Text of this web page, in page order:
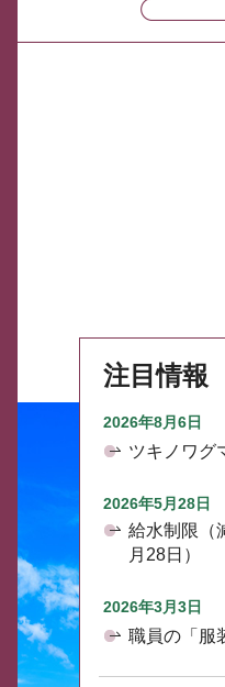
注目情報
2026年8月6日
ツキノワグ
2026年5月28日
給水制限（
月28日）
2026年3月3日
職員の「服